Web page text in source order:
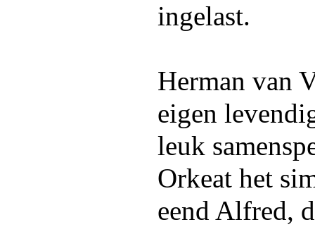
ingelast.
Herman van
eigen
leuk
Orkeat het
eend Alfred,